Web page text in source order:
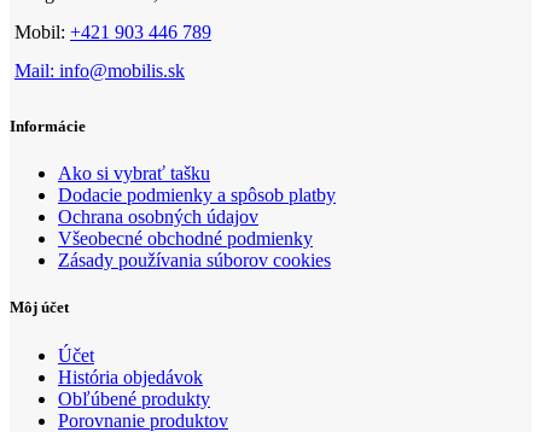
Mobil: +421 903 446 789
Mail: info@mobilis.sk
Informácie
Ako si vybrať tašku
Dodacie podmienky a spôsob platby
Ochrana osobných údajov
Všeobecné obchodné podmienky
Zásady používania súborov cookies
Môj účet
Účet
História objedávok
Obľúbené produkty
Porovnanie produktov